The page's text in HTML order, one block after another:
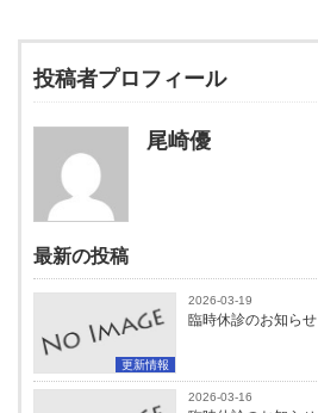
投稿者プロフィール
尾崎優
最新の投稿
更新情報
2026-03-19
臨時休診のお知らせ
2026-03-16